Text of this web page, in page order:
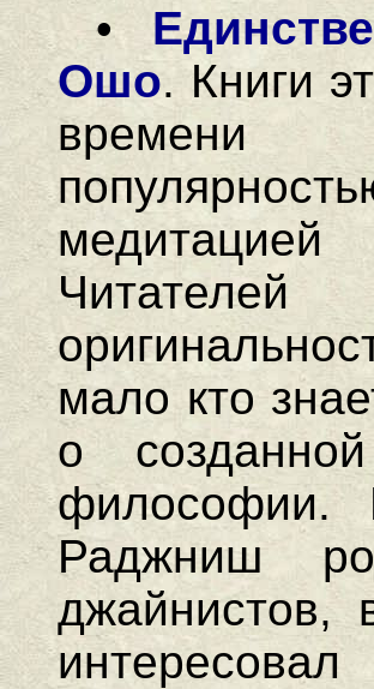
•
Ошо. Книги
времени
мало кто
о
Раджниш
джайнистов,